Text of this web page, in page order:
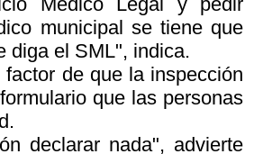
municipal se tiene que
diga el SML", indica.
factor de que la inspección
que las personas
declarar nada", advierte